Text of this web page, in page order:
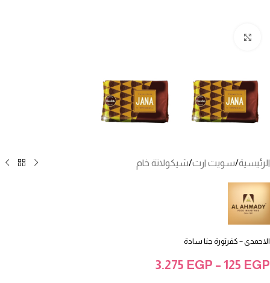
الرئيسية/سويت ارت/شيكولاتة خام
الاحمدى – كفرتورة جنا سادة
125 EGP
–
3.275 EGP